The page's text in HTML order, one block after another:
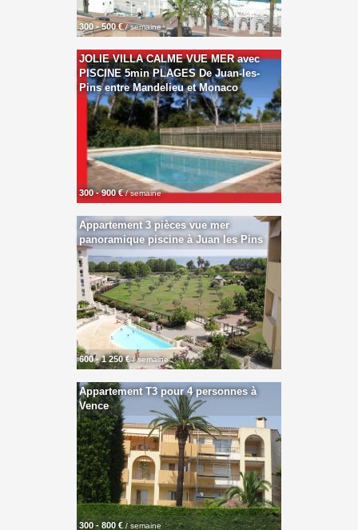
300 - 500 €/ semaine
JOLIE VILLA CALME VUE MER avec
PISCINE 5min PLAGES De Juan-les-
Pins entre Mandelieu et Monaco
300 - 900 €/ semaine
Appartement 3 pièces vue mer
panoramique piscine à Juan les Pins
600 - 1 250 €/ semaine
Appartement T3 pour 4 personnes à
Vence
300 - 800 €/ semaine